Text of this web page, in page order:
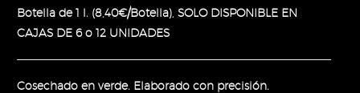
Botella de 1 l. (8,40€/Botella), SOLO DISPONIBLE EN
CAJAS DE 6 o 12 UNIDADES
Cosechado en verde. Elaborado con precisión.